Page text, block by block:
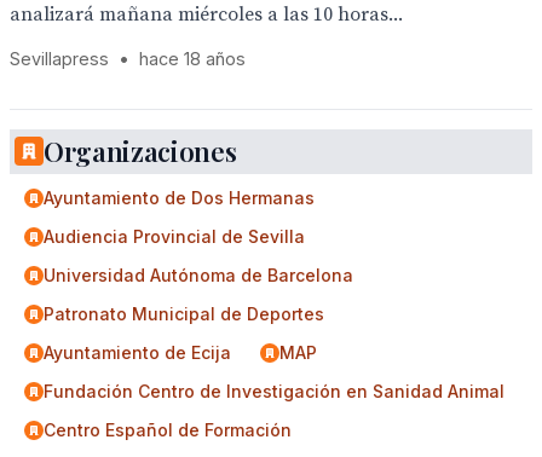
analizará mañana miércoles a las 10 horas...
Sevillapress • hace 18 años
Organizaciones
Ayuntamiento de Dos Hermanas
Audiencia Provincial de Sevilla
Universidad Autónoma de Barcelona
Patronato Municipal de Deportes
Ayuntamiento de Ecija
MAP
Fundación Centro de Investigación en Sanidad Animal
Centro Español de Formación